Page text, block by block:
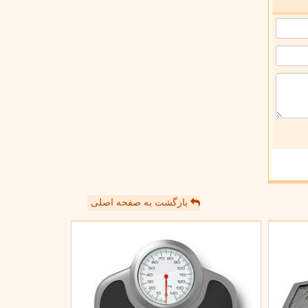
بازگشت به صفحه اصلی